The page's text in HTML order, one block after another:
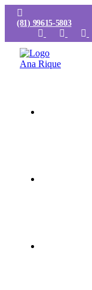
(81) 99615-5803